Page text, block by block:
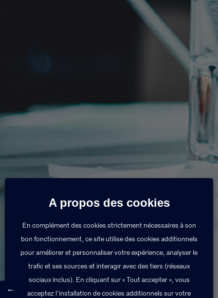
Améliorer votre
dispositif
A propos des cookies
En complément des cookies strictement nécessaires à son
bon fonctionnement, ce site utilise des cookies additionnels
pour améliorer et personnaliser votre expérience, analyser le
trafic et ses sources et interagir avec des tiers (réseaux
sociaux inclus). En cliquant sur « Tout accepter », vous
acceptez l’installation de cookies additionnels sur votre
←